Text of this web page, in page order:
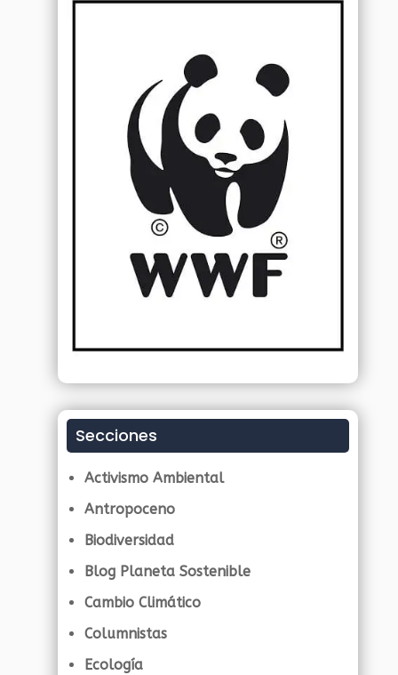
Secciones
Activismo Ambiental
Antropoceno
Biodiversidad
Blog Planeta Sostenible
Cambio Climático
Columnistas
Ecología